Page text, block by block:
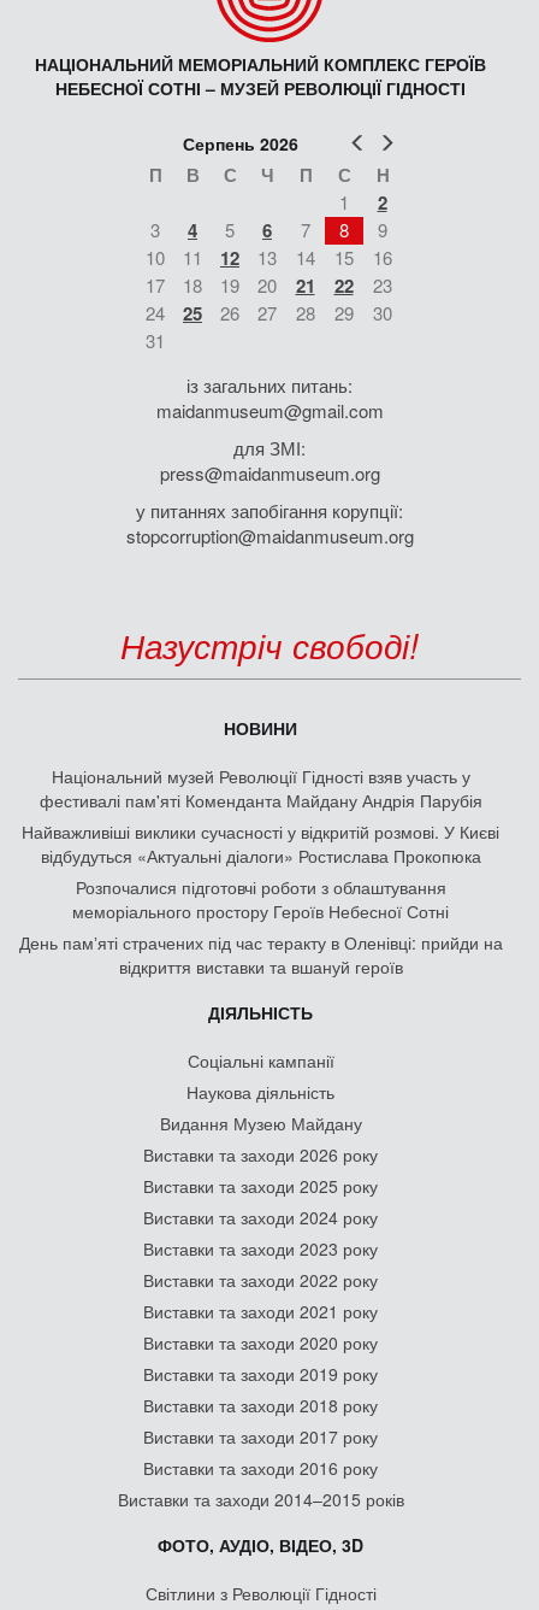
НАЦІОНАЛЬНИЙ МЕМОРІАЛЬНИЙ КОМПЛЕКС ГЕРОЇВ
НЕБЕСНОЇ СОТНІ – МУЗЕЙ РЕВОЛЮЦІЇ ГІДНОСТІ
Попер
Серпень 2026
П В С Ч П С Н
1 2
3 4 5 6 7 8
9
10
11 12 13 14 15
16
17
18 19 20 21 22
23
24
25 26 27 28 29
30
31
із загальних питань:
maidanmuseum@gmail.com
для ЗМІ:
press@maidanmuseum.org
у питаннях запобігання корупції:
stopcorruption@maidanmuseum.org
Назустріч свободі!
НОВИНИ
Національний музей Революції Гідності взяв участь у
фестивалі пам'яті Коменданта Майдану Андрія Парубія
Найважливіші виклики сучасності у відкритій розмові. У Києві
відбудуться «Актуальні діалоги» Ростислава Прокопюка
Розпочалися підготовчі роботи з облаштування
меморіального простору Героїв Небесної Сотні
День памʼяті страчених під час теракту в Оленівці: прийди на
відкриття виставки та вшануй героїв
ДІЯЛЬНІСТЬ
Соціальні кампанії
Наукова діяльність
Видання Музею Майдану
Виставки та заходи 2026 року
Виставки та заходи 2025 року
Виставки та заходи 2024 року
Виставки та заходи 2023 року
Виставки та заходи 2022 року
Виставки та заходи 2021 року
Виставки та заходи 2020 року
Виставки та заходи 2019 року
Виставки та заходи 2018 року
Виставки та заходи 2017 року
Виставки та заходи 2016 року
Виставки та заходи 2014–2015 років
ФОТО, АУДІО, ВІДЕО, 3D
Світлини з Революції Гідності